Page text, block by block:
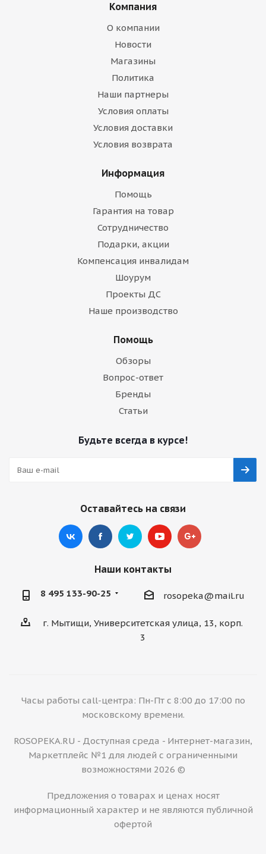
Компания
О компании
Новости
Магазины
Политика
Наши партнеры
Условия оплаты
Условия доставки
Условия возврата
Информация
Помощь
Гарантия на товар
Сотрудничество
Подарки, акции
Компенсация инвалидам
Шоурум
Проекты ДС
Наше производство
Помощь
Обзоры
Вопрос-ответ
Бренды
Статьи
Будьте всегда в курсе!
Оставайтесь на связи
Наши контакты
8 495 133-90-25 rosopeka@mail.ru
г. Мытищи, Университетская улица, 13, корп.
3
Часы работы call-центра: Пн-Пт с 8:00 до 17:00 по
московскому времени.
ROSOPEKA.RU - Доступная среда - Интернет-магазин,
Маркетплейс №1 для людей с ограниченными
возможностями 2026 ©
Предложения о товарах и ценах носят
информационный характер и не являются публичной
офертой